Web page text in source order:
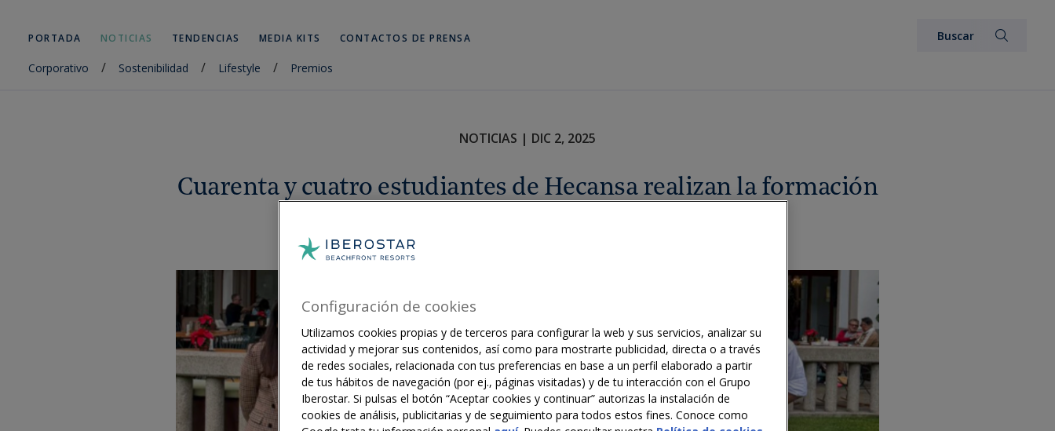
PORTADA NOTICIAS TENDENCIAS MEDIA KITS CONTACTOS DE PRENSA
Corporativo / Sostenibilidad / Lifestyle / Premios
NOTICIAS | DIC 2, 2025
Cuarenta y cuatro estudiantes de Hecansa realizan la formación
Configuración de cookies
Utilizamos cookies propias y de terceros para configurar la web y sus servicios, analizar su
actividad y mejorar sus contenidos, así como para mostrarte publicidad, directa o a través
de redes sociales, relacionada con tus preferencias en base a un perfil elaborado a partir
de tus hábitos de navegación (por ej., páginas visitadas) y de tu interacción con el Grupo
Iberostar. Si pulsas el botón “Aceptar cookies y continuar” autorizas la instalación de
cookies de análisis, publicitarias y de seguimiento para todos estos fines. Conoce como